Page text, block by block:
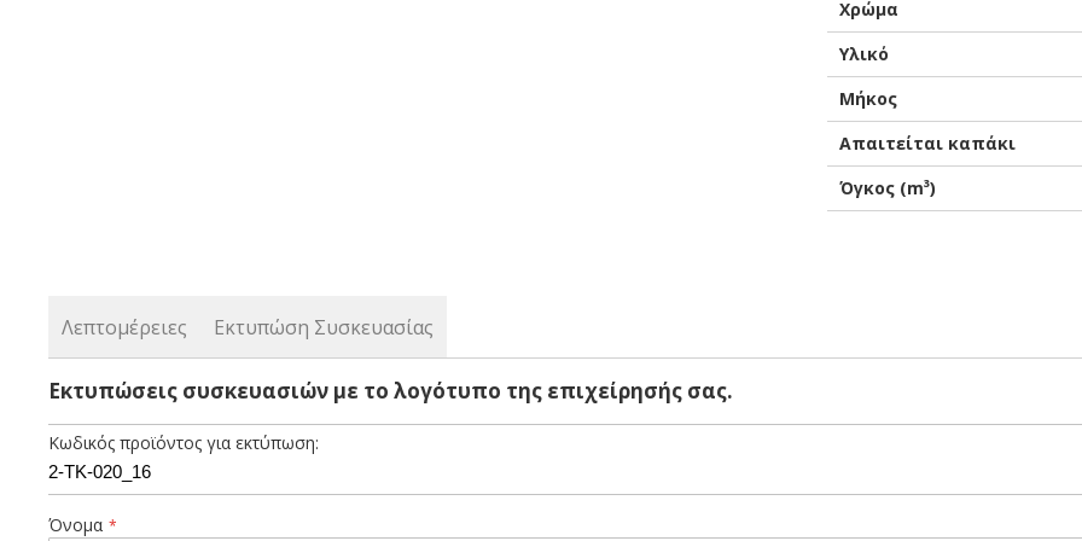
Χρώμα
Υλικό
Μήκος
Απαιτείται καπάκι
Όγκος (m³)
Λεπτομέρειες
Ξύλινο κουτάλι φαγητού 16 cm συσκευασμένο σε χάρτινο σακουλάκι πλήρως βιοδιασπώμενο βιοαποικοδομήσιμο προϊόν,
Εκτυπώση Συσκευασίας
Εκτυπώσεις συσκευασιών με το λογότυπο της επιχείρησής σας.
Κωδικός προϊόντος για εκτύπωση:
Όνομα